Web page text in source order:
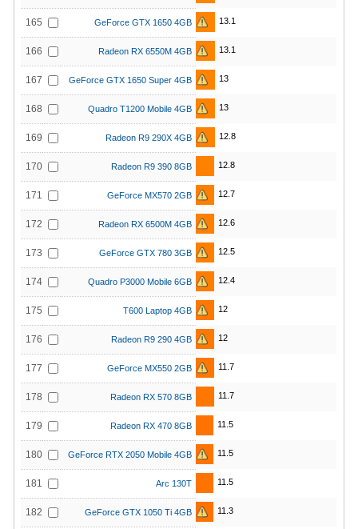
165 GeForce GTX 1650 4GB 13.1
166 Radeon RX 6550M 4GB 13.1
167 GeForce GTX 1650 Super 4GB 13
168 Quadro T1200 Mobile 4GB 13
169 Radeon R9 290X 4GB 12.8
170 Radeon R9 390 8GB 12.8
171 GeForce MX570 2GB 12.7
172 Radeon RX 6500M 4GB 12.6
173 GeForce GTX 780 3GB 12.5
174 Quadro P3000 Mobile 6GB 12.4
175 T600 Laptop 4GB 12
176 Radeon R9 290 4GB 12
177 GeForce MX550 2GB 11.7
178 Radeon RX 570 8GB 11.7
179 Radeon RX 470 8GB 11.5
180 GeForce RTX 2050 Mobile 4GB 11.5
181 Arc 130T 11.5
182 GeForce GTX 1050 Ti 4GB 11.3